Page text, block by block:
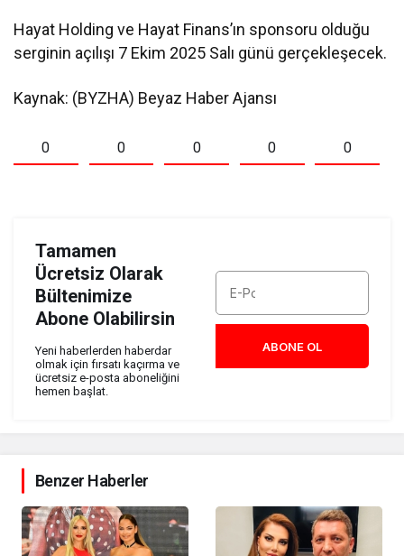
Hayat Holding ve Hayat Finans’ın sponsoru olduğu
serginin açılışı 7 Ekim 2025 Salı günü gerçekleşecek.
Kaynak: (BYZHA) Beyaz Haber Ajansı
0 0 0 0 0
Tamamen
Ücretsiz Olarak
Bültenimize
Abone Olabilirsin
Yeni haberlerden haberdar
olmak için fırsatı kaçırma ve
ücretsiz e-posta aboneliğini
hemen başlat.
ABONE OL
Benzer Haberler